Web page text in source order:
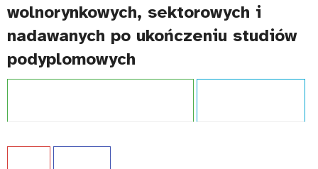
wolnorynkowych, sektorowych i
nadawanych po ukończeniu studiów
podyplomowych